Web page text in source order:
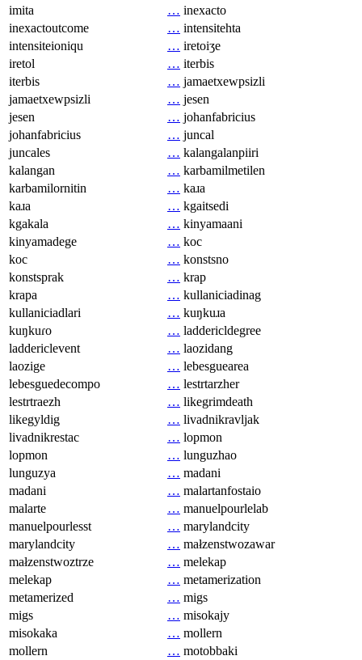
imita
… inexacto
inexactoutcome
… intensitehta
intensiteioniqu
… iretoiʒe
iretol
… iterbis
iterbis
… jamaetxewpsizli
jamaetxewpsizli
… jesen
jesen
… johanfabricius
johanfabricius
… juncal
juncales
… kalangalanpiiri
kalangan
… karbamilmetilen
karbamilornitin
… kaɹa
kaɹa
… kgaitsedi
kgakala
… kinyamaani
kinyamadege
… koc
koc
… konstsno
konstsprak
… krap
krapa
… kullaniciadinag
kullaniciadlari
… kuŋkuɹa
kuŋkuɾo
… laddericldegree
laddericlevent
… laozidang
laozige
… lebesguearea
lebesguedecompo
… lestrtarzher
lestrtraezh
… likegrimdeath
likegyldig
… livadnikravljak
livadnikrestac
… lopmon
lopmon
… lunguzhao
lunguzya
… madani
madani
… malartanfostaio
malarte
… manuelpourlelab
manuelpourlesst
… marylandcity
marylandcity
… małzenstwozawar
małzenstwoztrze
… melekap
melekap
… metamerization
metamerized
… migs
migs
… misokajy
misokaka
… mollern
mollern
… motobbaki